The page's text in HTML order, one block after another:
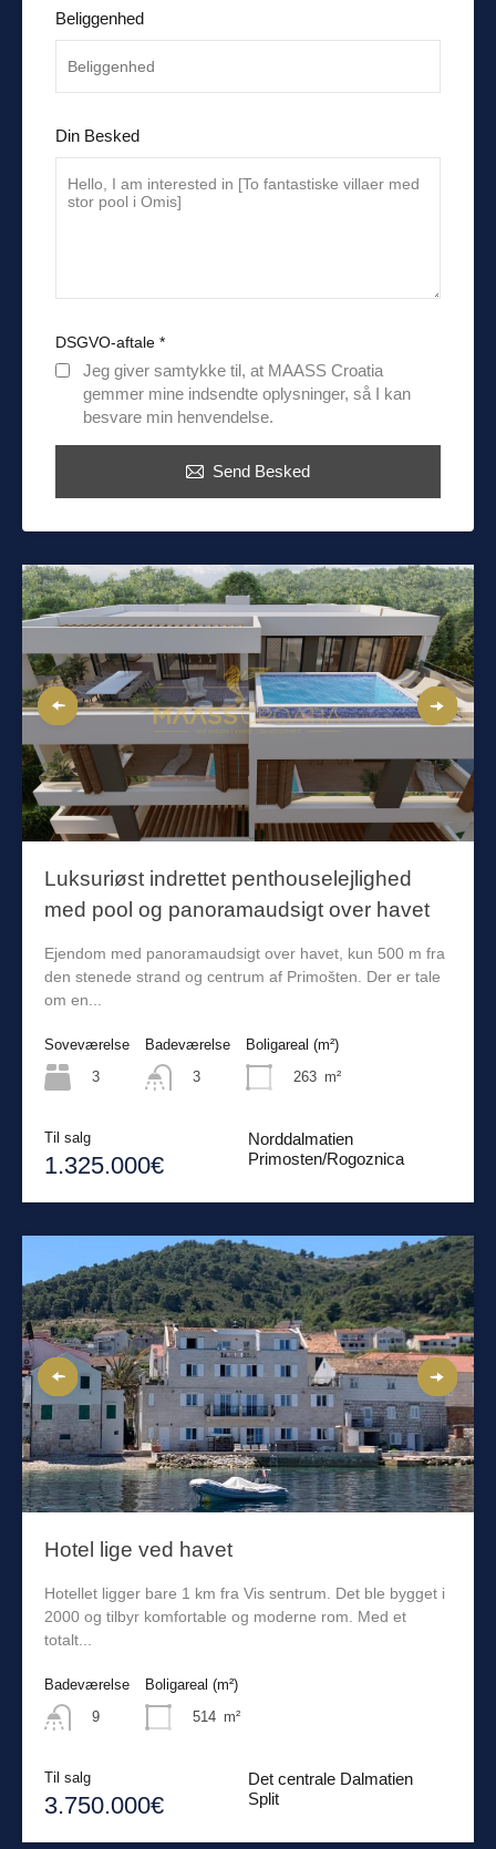
Beliggenhed
Din Besked
DSGVO-aftale *
Jeg giver samtykke til, at MAASS Croatia
gemmer mine indsendte oplysninger, så I kan
besvare min henvendelse.
Send Besked
Luksuriøst indrettet penthouselejlighed
med pool og panoramaudsigt over havet
Ejendom med panoramaudsigt over havet, kun 500 m fra
den stenede strand og centrum af Primošten. Der er tale
om en...
Soveværelse
3
Badeværelse
3
Boligareal (m²)
263 m²
Til salg
1.325.000€
Norddalmatien
Primosten/Rogoznica
Hotel lige ved havet
Hotellet ligger bare 1 km fra Vis sentrum. Det ble bygget i
2000 og tilbyr komfortable og moderne rom. Med et
totalt...
Badeværelse
9
Boligareal (m²)
514 m²
Til salg
3.750.000€
Det centrale Dalmatien
Split